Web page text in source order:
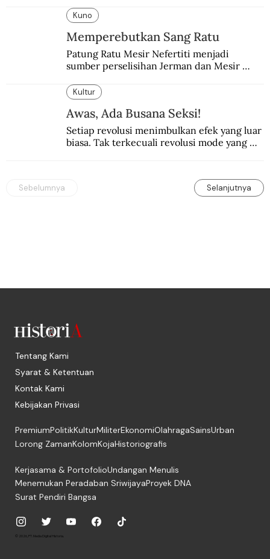
Kuno
Memperebutkan Sang Ratu
Patung Ratu Mesir Nefertiti menjadi
sumber perselisihan Jerman dan Mesir
Kultur
Awas, Ada Busana Seksi!
Setiap revolusi menimbulkan efek yang luar
biasa. Tak terkecuali revolusi mode yang
Sebelumnya Selanjutnya
Tentang Kami
Syarat & Ketentuan
Kontak Kami
Kebijakan Privasi
PremiumPolitikKulturMiliterEkonomiOlahragaSainsUrban
Lorong ZamanKolomKojaHistoriografis
Kerjasama & PortofolioUndangan Menulis
Menemukan Peradaban SriwijayaProyek DNA
Surat Pendiri Bangsa
© 2026, PT. Media Digital Historia.